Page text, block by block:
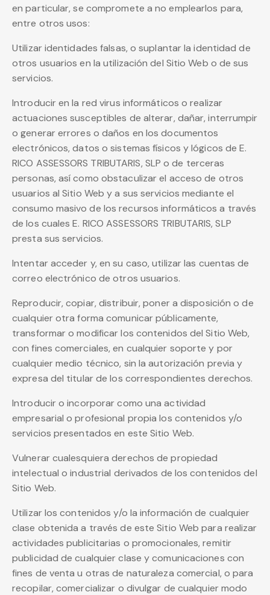
en particular, se compromete a no emplearlos para,
entre otros usos:
Utilizar identidades falsas, o suplantar la identidad de
otros usuarios en la utilización del Sitio Web o de sus
servicios.
Introducir en la red virus informáticos o realizar
actuaciones susceptibles de alterar, dañar, interrumpir
o generar errores o daños en los documentos
electrónicos, datos o sistemas físicos y lógicos de E.
RICO ASSESSORS TRIBUTARIS, SLP o de terceras
personas, así como obstaculizar el acceso de otros
usuarios al Sitio Web y a sus servicios mediante el
consumo masivo de los recursos informáticos a través
de los cuales E. RICO ASSESSORS TRIBUTARIS, SLP
presta sus servicios.
Intentar acceder y, en su caso, utilizar las cuentas de
correo electrónico de otros usuarios.
Reproducir, copiar, distribuir, poner a disposición o de
cualquier otra forma comunicar públicamente,
transformar o modificar los contenidos del Sitio Web,
con fines comerciales, en cualquier soporte y por
cualquier medio técnico, sin la autorización previa y
expresa del titular de los correspondientes derechos.
Introducir o incorporar como una actividad
empresarial o profesional propia los contenidos y/o
servicios presentados en este Sitio Web.
Vulnerar cualesquiera derechos de propiedad
intelectual o industrial derivados de los contenidos del
Sitio Web.
Utilizar los contenidos y/o la información de cualquier
clase obtenida a través de este Sitio Web para realizar
actividades publicitarias o promocionales, remitir
publicidad de cualquier clase y comunicaciones con
fines de venta u otras de naturaleza comercial, o para
recopilar, comercializar o divulgar de cualquier modo